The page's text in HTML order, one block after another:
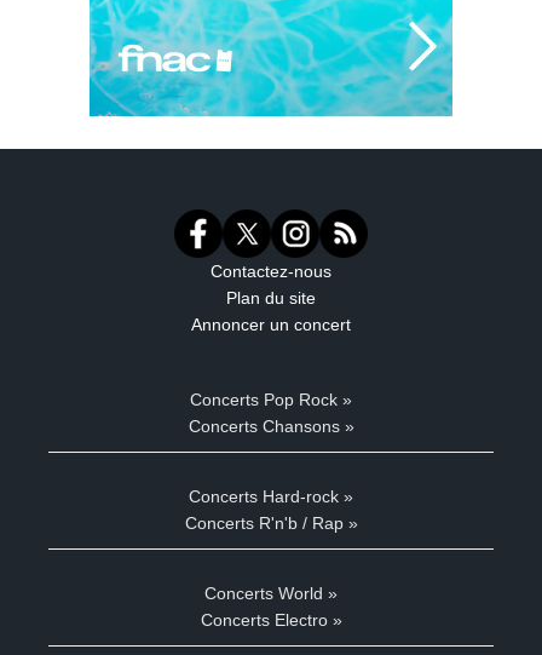
Contactez-nous
Plan du site
Annoncer un concert
Concerts Pop Rock »
Concerts Chansons »
Concerts Hard-rock »
Concerts R'n'b / Rap »
Concerts World »
Concerts Electro »